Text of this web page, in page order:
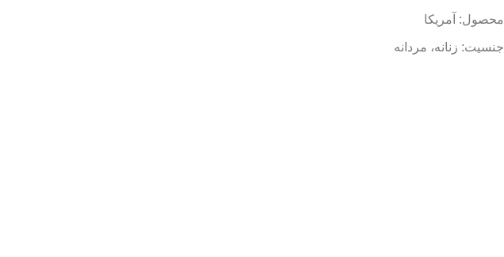
محصول: آمریکا
جنسیت: زنانه، مردانه